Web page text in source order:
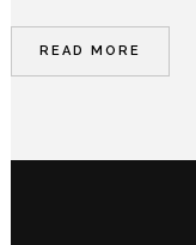
READ MORE